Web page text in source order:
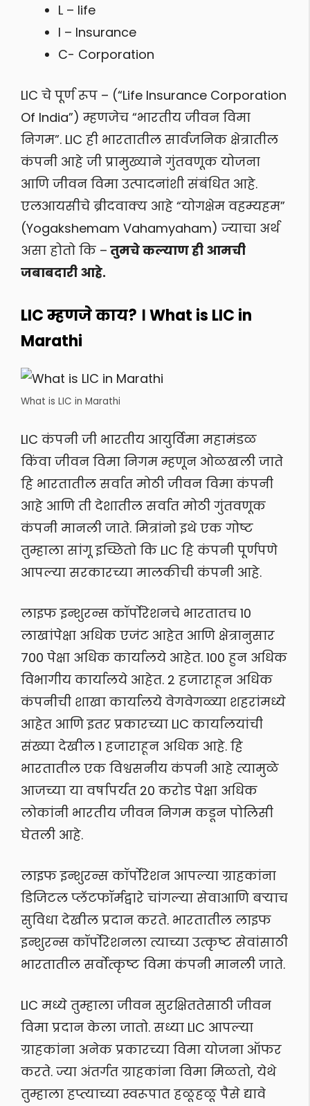
L – life
I – Insurance
C- Corporation
LIC चे पूर्ण रूप – (“Life Insurance Corporation
Of India”) म्हणजेच “भारतीय जीवन विमा
निगम”. LIC ही भारतातील सार्वजनिक क्षेत्रातील
कंपनी आहे जी प्रामुख्याने गुंतवणूक योजना
आणि जीवन विमा उत्पादनांशी संबंधित आहे.
एलआयसीचे ब्रीदवाक्य आहे “योगक्षेम वहम्यहम”
(Yogakshemam Vahamyaham) ज्याचा अर्थ
असा होतो कि – तुमचे कल्याण ही आमची
जबाबदारी आहे.
LIC म्हणजे काय? । What is LIC in
Marathi
What is LIC in Marathi
LIC कंपनी जी भारतीय आयुर्विमा महामंडळ
किंवा जीवन विमा निगम म्हणून ओळखली जाते
हि भारतातील सर्वात मोठी जीवन विमा कंपनी
आहे आणि ती देशातील सर्वात मोठी गुंतवणूक
कंपनी मानली जाते. मित्रांनो इथे एक गोष्ट
तुम्हाला सांगू इच्छितो कि LIC हि कंपनी पूर्णपणे
आपल्या सरकारच्या मालकीची कंपनी आहे.
लाइफ इन्शुरन्स कॉर्पोरेशनचे भारतातच 10
लाखांपेक्षा अधिक एजंट आहेत आणि क्षेत्रानुसार
700 पेक्षा अधिक कार्यालये आहेत. 100 हुन अधिक
विभागीय कार्यालये आहेत. 2 हजाराहून अधिक
कंपनीची शाखा कार्यालये वेगवेगळ्या शहरांमध्ये
आहेत आणि इतर प्रकारच्या LIC कार्यालयांची
संख्या देखील 1 हजाराहून अधिक आहे. हि
भारतातील एक विश्वसनीय कंपनी आहे त्यामुळे
आजच्या या वर्षापर्यंत 20 करोड पेक्षा अधिक
लोकांनी भारतीय जीवन निगम कडून पोलिसी
घेतली आहे.
लाइफ इन्शुरन्स कॉर्पोरेशन आपल्या ग्राहकांना
डिजिटल प्लॅटफॉर्मद्वारे चांगल्या सेवाआणि बर्‍याच
सुविधा देखील प्रदान करते. भारतातील लाइफ
इन्शुरन्स कॉर्पोरेशनला त्याच्या उत्कृष्ट सेवांसाठी
भारतातील सर्वोत्कृष्ट विमा कंपनी मानली जाते.
LIC मध्ये तुम्हाला जीवन सुरक्षिततेसाठी जीवन
विमा प्रदान केला जातो. सध्या LIC आपल्या
ग्राहकांना अनेक प्रकारच्या विमा योजना ऑफर
करते. ज्या अंतर्गत ग्राहकांना विमा मिळतो, येथे
तुम्हाला हप्त्याच्या स्वरूपात हळूहळू पैसे द्यावे